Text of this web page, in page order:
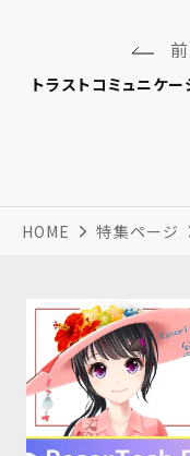
トラストコミュニケー
HOME 特集ページ